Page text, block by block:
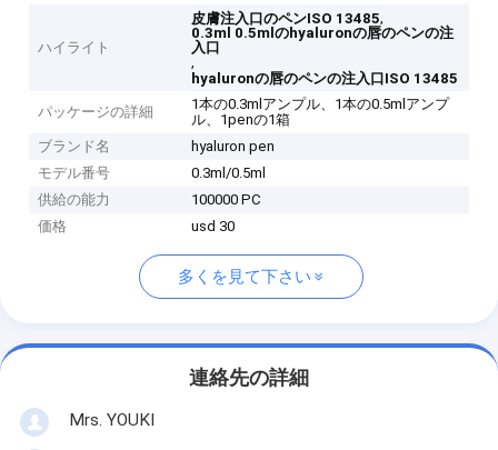
ハイライト
皮膚注入口のペンISO 13485,
0.3ml 0.5mlのhyaluronの唇のペンの注
入口
,
hyaluronの唇のペンの注入口ISO 13485
パッケージの詳細
1本の0.3mlアンプル、1本の0.5mlアンプ
ル、1penの1箱
ブランド名
hyaluron pen
モデル番号
0.3ml/0.5ml
供給の能力
100000 PC
価格
usd 30
多くを見て下さい
連絡先の詳細
Mrs. YOUKI